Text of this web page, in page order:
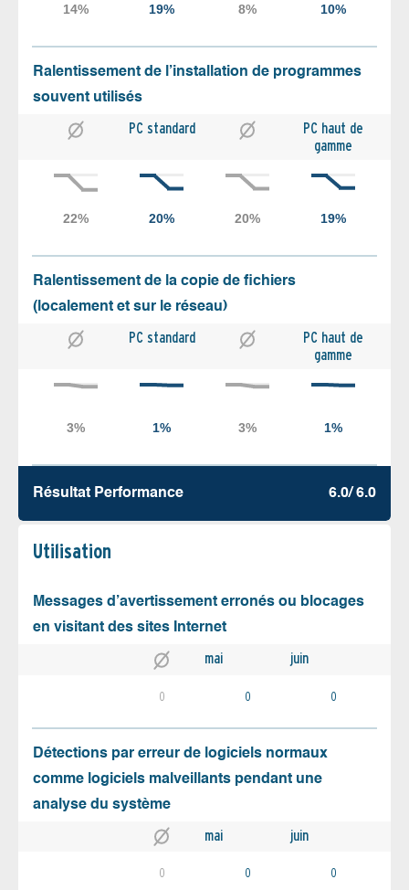
Ralentissement de l’installation de programmes
souvent utilisés
PC standard
PC haut de
gamme
Ralentissement de la copie de fichiers
(localement et sur le réseau)
PC standard
PC haut de
gamme
Résultat Performance 6.0/ 6.0
Utilisation
Messages d’avertissement erronés ou blocages
en visitant des sites Internet
mai juin
0 0 0
Détections par erreur de logiciels normaux
comme logiciels malveillants pendant une
analyse du système
mai juin
0 0 0